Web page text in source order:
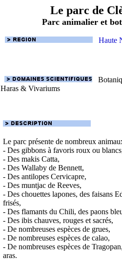
Le parc de
Parc animalier et
Haute
Haras & Vivariums
Le parc présente de nombreux
- Des gibbons à favoris roux ou
- Des makis Catta,
- Des Wallaby de Bennett,
- Des antilopes Cervicapre,
- Des muntjac de Reeves,
- Des chouettes lapones, des faisans
frisés,
- Des flamants du Chili, des paons
- Des ibis chauves, rouges et sacrés,
- De nombreuses espèces de grues,
- De nombreuses espèces de calao,
- De nombreuses espèces de
aras.